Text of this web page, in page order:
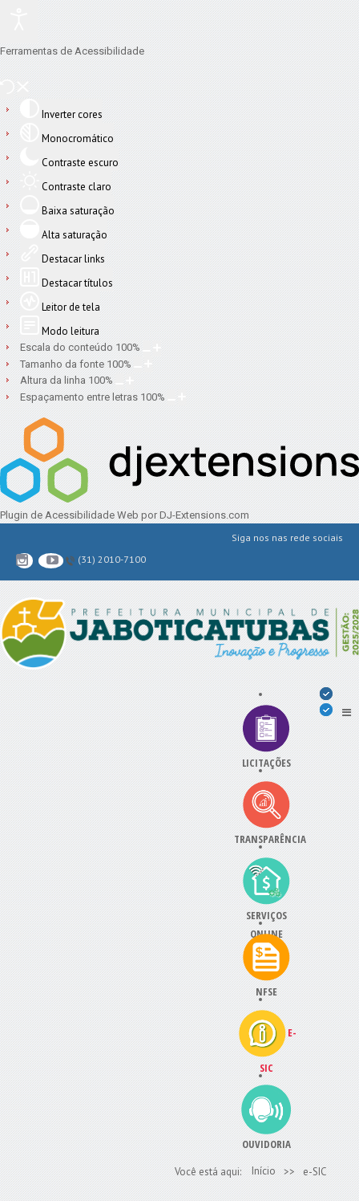
Ferramentas de Acessibilidade
Inverter cores
Monocromático
Contraste escuro
Contraste claro
Baixa saturação
Alta saturação
Destacar links
Destacar títulos
Leitor de tela
Modo leitura
Escala do conteúdo 100%
Tamanho da fonte 100%
Altura da linha 100%
Espaçamento entre letras 100%
Plugin de Acessibilidade Web por DJ-Extensions.com
Siga nos nas rede sociais
(31) 2010-7100
LICITAÇÕES
TRANSPARÊNCIA
SERVIÇOS
ONLINE
NFSE
E-
SIC
OUVIDORIA
Você está aqui: Início >> e-SIC